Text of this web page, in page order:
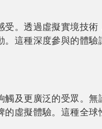
。透過虛擬實境技術
這種深度參與的體驗
及更廣泛的受眾。無
虛擬體驗。這種全球